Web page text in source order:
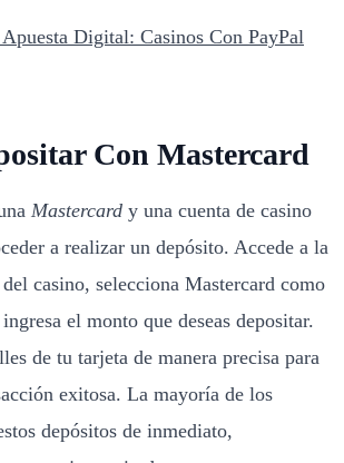
Digital: Casinos Con PayPal
Con Mastercard
Mastercard y una cuenta de casino
a realizar un depósito. Accede a la
del casino, selecciona Mastercard como
el monto que deseas depositar.
de tu tarjeta de manera precisa para
exitosa. La mayoría de los
depósitos de inmediato,